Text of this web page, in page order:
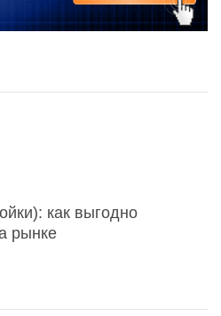
как выгодно
рынке